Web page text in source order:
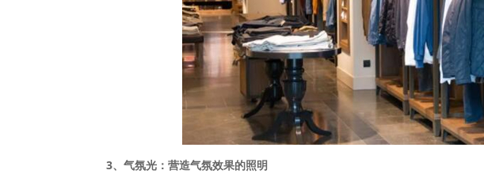
3、气氛光：营造气氛效果的照明